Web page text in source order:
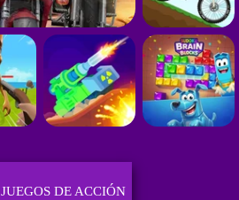
JUEGOS DE ACCIÓN